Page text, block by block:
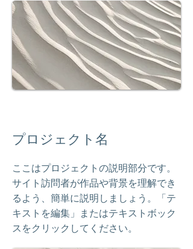
プロジェクト名
ここはプロジェクトの説明部分です。
サイト訪問者が作品や背景を理解でき
るよう、簡単に説明しましょう。「テ
キストを編集」またはテキストボック
スをクリックしてください。